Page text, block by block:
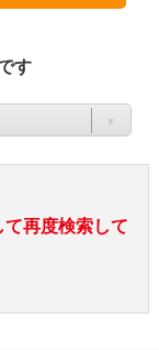
す
再度検索して